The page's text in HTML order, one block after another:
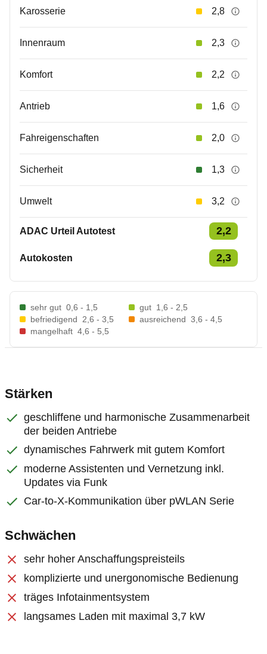
Karosserie 2,8
Innenraum 2,3
Komfort 2,2
Antrieb 1,6
Fahreigenschaften 2,0
Sicherheit 1,3
Umwelt 3,2
ADAC Urteil Autotest 2,2
Autokosten 2,3
sehr gut 0,6 - 1,5 gut 1,6 - 2,5
befriedigend
2,6 - 3,5 ausreichend 3,6 - 4,5
mangelhaft 4,6 - 5,5
Stärken
geschliffene und harmonische Zusammenarbeit
der beiden Antriebe
dynamisches Fahrwerk mit gutem Komfort
moderne Assistenten und Vernetzung inkl.
Updates via Funk
Car-to-X-Kommunikation über pWLAN Serie
Schwächen
sehr hoher Anschaffungspreisteils
komplizierte und unergonomische Bedienung
träges Infotainmentsystem
langsames Laden mit maximal 3,7 kW